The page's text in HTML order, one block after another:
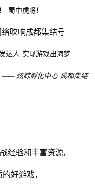
蜀中虎将！
吹响成都集结号
达人 实现游戏出海梦
踪孵化中心 成都集结
经验和丰富资源，
好游戏，